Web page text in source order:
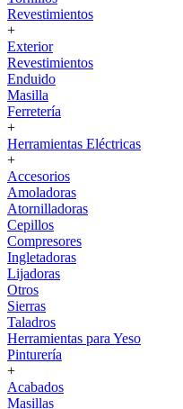
Revestimientos
+
Exterior
Revestimientos
Enduido
Masilla
Ferretería
+
Herramientas Eléctricas
+
Accesorios
Amoladoras
Atornilladoras
Cepillos
Compresores
Ingletadoras
Lijadoras
Otros
Sierras
Taladros
Herramientas para Yeso
Pinturería
+
Acabados
Masillas